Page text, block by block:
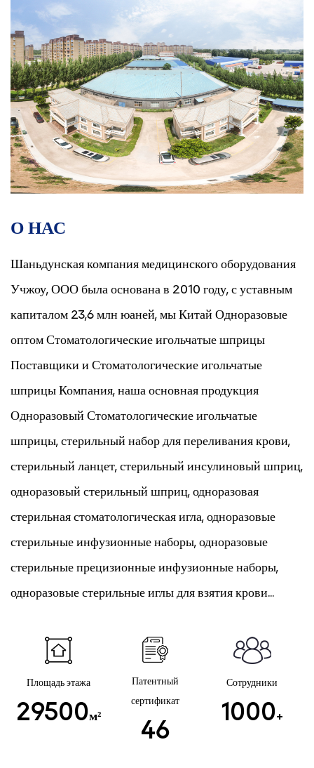
О НАС
Шаньдунская компания медицинского оборудования
Учжоу, ООО была основана в 2010 году, с уставным
капиталом 23,6 млн юаней, мы Китай Одноразовые
оптом Стоматологические игольчатые шприцы
Поставщики и Стоматологические игольчатые
шприцы Компания , наша основная продукция
Одноразовый Стоматологические игольчатые
шприцы , стерильный набор для переливания крови,
стерильный ланцет, стерильный инсулиновый шприц,
одноразовый стерильный шприц, одноразовая
стерильная стоматологическая игла, одноразовые
стерильные инфузионные наборы, одноразовые
стерильные прецизионные инфузионные наборы,
одноразовые стерильные иглы для взятия крови...
Площадь этажа
29500м²
Патентный
сертификат
46
Сотрудники
1000+